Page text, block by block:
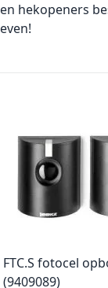
en hekopeners
even!
FTC.S fotocel
(9409089)